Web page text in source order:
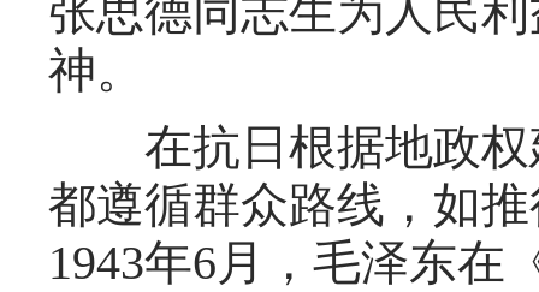
张思德同志生为人民
神。
在抗日根据地政权
都遵循群众路线，如
1943年6月，毛泽东在